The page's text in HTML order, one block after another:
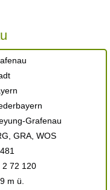
Grafenau
GRA, WOS
2 72 120
m ü.